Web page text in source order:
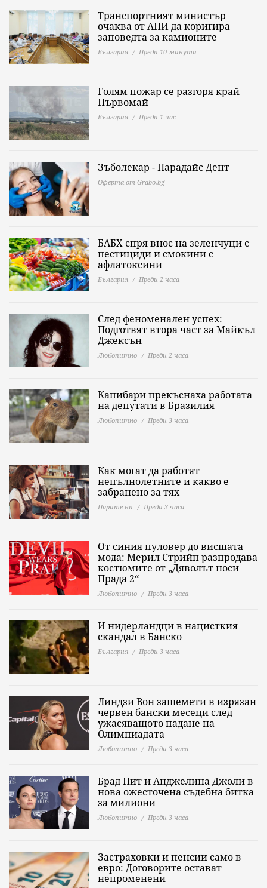
Транспортният министър
очаква от АПИ да коригира
заповедта за камионите
България Преди 10 минути
Голям пожар се разгоря край
Първомай
България Преди 1 час
Зъболекар - Парадайс Дент
Оферта от Grabo.bg
БАБХ спря внос на зеленчуци с
пестициди и смокини с
афлатоксини
България Преди 2 часа
След феноменален успех:
Подготвят втора част за Майкъл
Джексън
Любопитно Преди 2 часа
Капибари прекъснаха работата
на депутати в Бразилия
Любопитно Преди 3 часа
Как могат да работят
непълнолетните и какво е
забранено за тях
Парите ни Преди 3 часа
От синия пуловер до висшата
мода: Мерил Стрийп разпродава
костюмите от „Дяволът носи
Прада 2“
Любопитно Преди 3 часа
И нидерландци в нацисткия
скандал в Банско
България Преди 3 часа
Линдзи Вон зашемети в изрязан
червен бански месеци след
ужасяващото падане на
Олимпиадата
Любопитно Преди 3 часа
Брад Пит и Анджелина Джоли в
нова ожесточена съдебна битка
за милиони
Любопитно Преди 3 часа
Застраховки и пенсии само в
евро: Договорите остават
непроменени